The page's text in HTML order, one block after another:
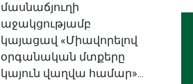
մասնաճյուղի
աջակցությամբ
կայացավ «Միավորելով
օրգանական մտքերը
կայուն վաղվա համար»...